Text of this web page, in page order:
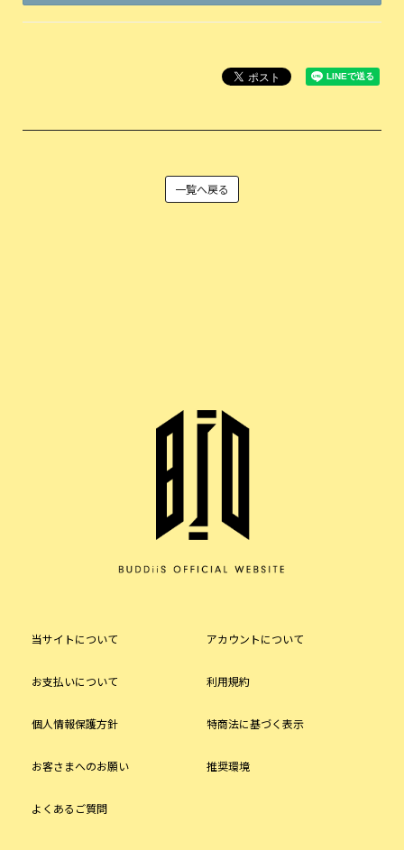
一覧へ戻る
当サイトについて アカウントについて
お支払いについて 利用規約
個人情報保護方針 特商法に基づく表示
お客さまへのお願い 推奨環境
よくあるご質問